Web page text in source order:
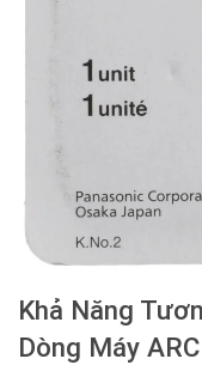
Khả Năng
Dòng Máy